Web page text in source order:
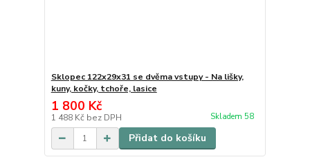
Sklopec 122x29x31 se dvěma vstupy - Na lišky,
kuny, kočky, tchoře, lasice
1 800 Kč
1 488 Kč bez DPH Skladem 58
Přidat do košíku